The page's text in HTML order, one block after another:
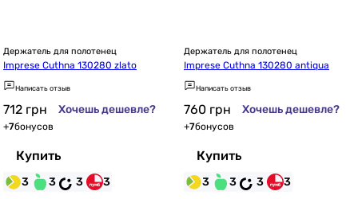
Держатель для полотенец
Imprese Cuthna 130280 zlato
Написать отзыв
712 грн Хочешь дешевле?
+7бонусов
Купить
3 3 3 3
Держатель для полотенец
Imprese Cuthna 130280 antiqua
Написать отзыв
760 грн Хочешь дешевле?
+7бонусов
Купить
3 3 3 3